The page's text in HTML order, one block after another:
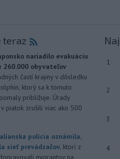
teraz
nariadilo evakuáciu
260.000 obyvateľov
častí krajiny v dôsledku
ktorý sa k tomuto
približuje. Úrady
piatok zrušili viac ako 500
polícia oznámila,
sieť prevádzačov, ktorí z
migrantov na
1
2
3
4